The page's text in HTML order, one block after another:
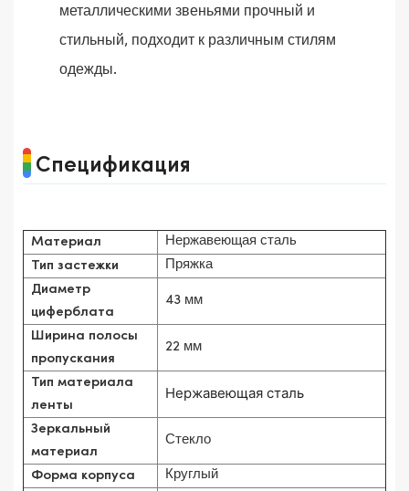
металлическими звеньями прочный и
стильный, подходит к различным стилям
одежды.
Спецификация
Материал Нержавеющая сталь
Тип застежки Пряжка
Диаметр
циферблата
43 мм
Ширина полосы
пропускания
22 мм
Тип материала
ленты
Нержавеющая сталь
Зеркальный
материал
Стекло
Форма корпуса Круглый